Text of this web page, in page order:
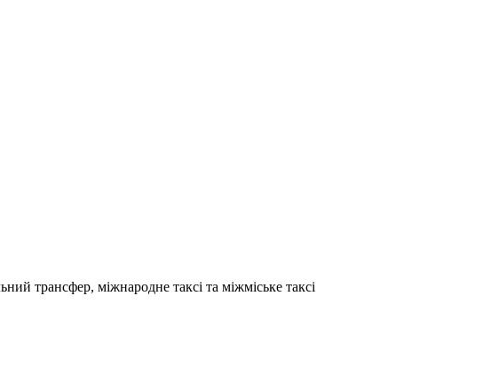
трансфер, міжнародне таксі та міжміське таксі